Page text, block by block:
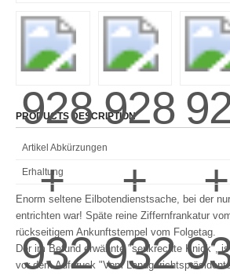
PRODUCTS DESCRIPTION
Artikel Abkürzungen
Erhaltung
Enorm seltene Eilbotendienstsache, bei der
entrichten war! Späte reine Ziffernfrankatur
rückseitigem Ankunftstempel vom Folgetag.
Der im Befund erwähnte "senkrechte Knick",
vor dem Aufdruck "Vom